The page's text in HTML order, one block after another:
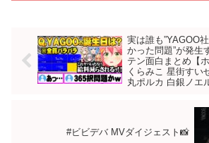
実は誰も”YAGOO
かった問題”が発生
テン面白まとめ【
くらみこ 星街すい
丸ポルカ 白銀ノエ
#ビビデバ MVダイジェスト📸